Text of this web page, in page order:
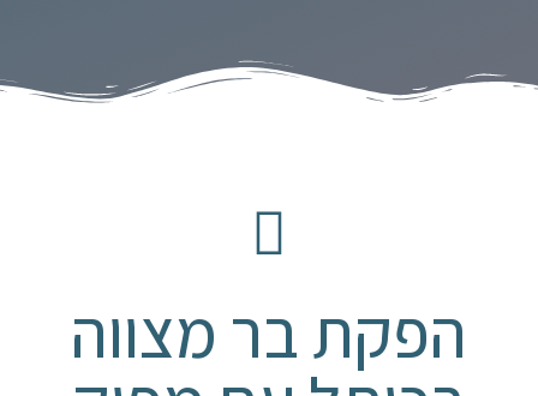
הפקת בר מצווה